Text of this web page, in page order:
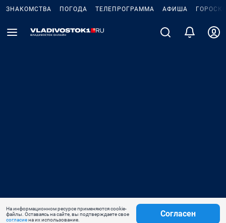
ЗНАКОМСТВА ПОГОДА ТЕЛЕПРОГРАММА АФИША
На информационном ресурсе применяются cookie-
файлы. Оставаясь на сайте, вы подтверждаете свое
согласиена их использование.
Согласен